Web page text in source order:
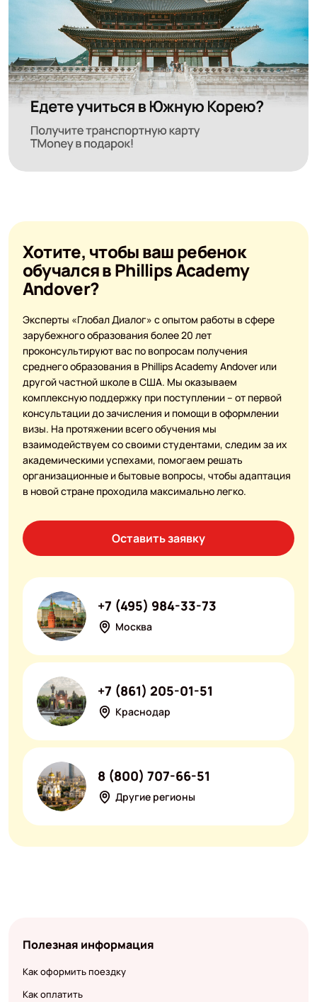
Хотите, чтобы ваш ребенок
обучался в Phillips Academy
Andover?
Эксперты «Глобал Диалог» с опытом работы в сфере
зарубежного образования более 20 лет
проконсультируют вас по вопросам получения
среднего образования в Phillips Academy Andover или
другой частной школе в США. Мы оказываем
комплексную поддержку при поступлении – от первой
консультации до зачисления и помощи в оформлении
визы. На протяжении всего обучения мы
взаимодействуем со своими студентами, следим за их
академическими успехами, помогаем решать
организационные и бытовые вопросы, чтобы адаптация
в новой стране проходила максимально легко.
Оставить заявку
Москва
+7 (495) 984-33-73
Краснодар
+7 (861) 205-01-51
Другие регионы
8 (800) 707-66-51
Полезная информация
Как оформить поездку
Как оплатить